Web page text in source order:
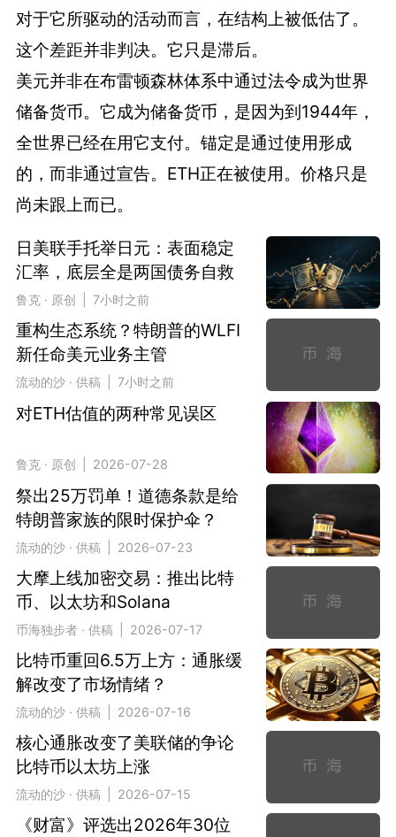
对于它所驱动的活动而言，在结构上被低估了。
这个差距并非判决。它只是滞后。
美元并非在布雷顿森林体系中通过法令成为世界
储备货币。它成为储备货币，是因为到1944年，
全世界已经在用它支付。锚定是通过使用形成
的，而非通过宣告。ETH正在被使用。价格只是
尚未跟上而已。
日美联手托举日元：表面稳定
汇率，底层全是两国债务自救
鲁克 · 原创 | 7小时之前
重构生态系统？特朗普的WLFI
新任命美元业务主管
流动的沙 · 供稿 | 7小时之前
对ETH估值的两种常见误区
鲁克 · 原创 | 2026-07-28
祭出25万罚单！道德条款是给
特朗普家族的限时保护伞？
流动的沙 · 供稿 | 2026-07-23
大摩上线加密交易：推出比特
币、以太坊和Solana
币海独步者 · 供稿 | 2026-07-17
比特币重回6.5万上方：通胀缓
解改变了市场情绪？
流动的沙 · 供稿 | 2026-07-16
核心通胀改变了美联储的争论
比特币以太坊上涨
流动的沙 · 供稿 | 2026-07-15
《财富》评选出2026年30位